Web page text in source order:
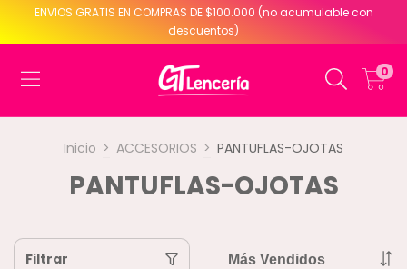
ENVIOS GRATIS EN COMPRAS DE $100.000 (no acumulable con
descuentos)
0
Inicio > ACCESORIOS > PANTUFLAS-OJOTAS
PANTUFLAS-OJOTAS
Filtrar